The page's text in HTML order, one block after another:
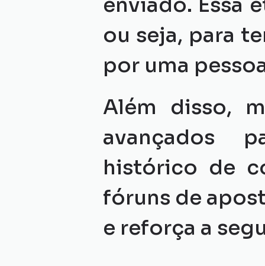
ou seja, para
por uma
Além disso,
avançados
histórico de
fóruns de
e reforça a